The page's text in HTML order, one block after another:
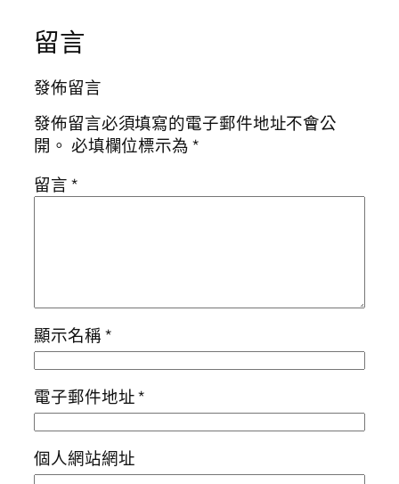
留言
發佈留言
發佈留言必須填寫的電子郵件地址不會公
開。 必填欄位標示為*
留言*
顯示名稱*
電子郵件地址*
個人網站網址